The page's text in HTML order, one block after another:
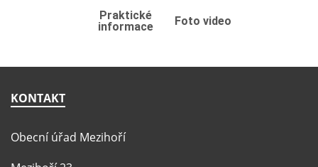
Praktické
informace
Foto video
KONTAKT
Obecní úřad Mezihoří